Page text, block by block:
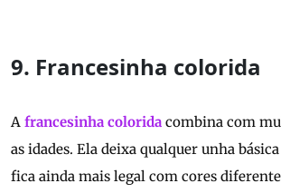
9. Francesinha colorida
A francesinha colorida combina com
as idades. Ela deixa qualquer unha
fica ainda mais legal com cores